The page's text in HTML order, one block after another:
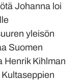
Johanna loi
yleisön
Suomen
Henrik Kihlman